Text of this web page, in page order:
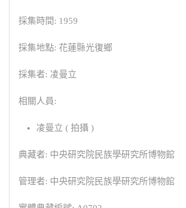
採集時間: 1959
採集地點: 花蓮縣光復鄉
採集者: 凌曼立
相關人員:
凌曼立 ( 拍攝 )
典藏者: 中央研究院民族學研究所博物館
管理者: 中央研究院民族學研究所博物館